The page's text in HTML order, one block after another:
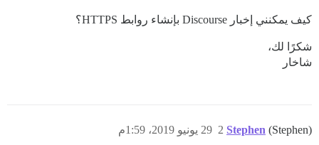
كيف يمكنني إخبار Discourse بإنشاء روابط HTTPS؟
شكرًا لك،
شاخار
Stephen (Stephen) 29 يونيو 2019، 1:59م 2